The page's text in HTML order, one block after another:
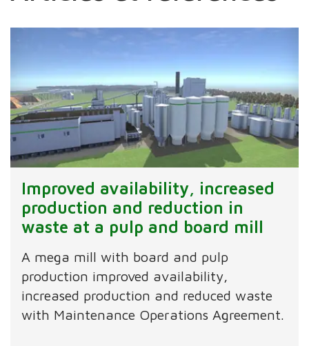
Improved availability, increased
production and reduction in
waste at a pulp and board mill
A mega mill with board and pulp
production improved availability,
increased production and reduced waste
with Maintenance Operations Agreement.